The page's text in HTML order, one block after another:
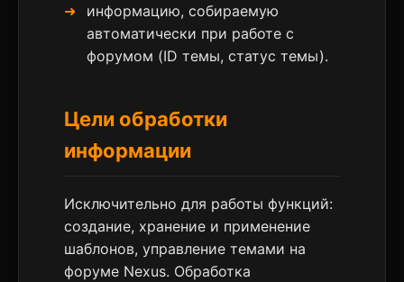
информацию, собираемую
автоматически при работе с
форумом (ID темы, статус темы).
Цели обработки
информации
Исключительно для работы функций:
создание, хранение и применение
шаблонов, управление темами на
форуме Nexus. Обработка